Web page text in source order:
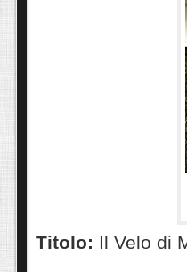
Titolo: Il Velo di